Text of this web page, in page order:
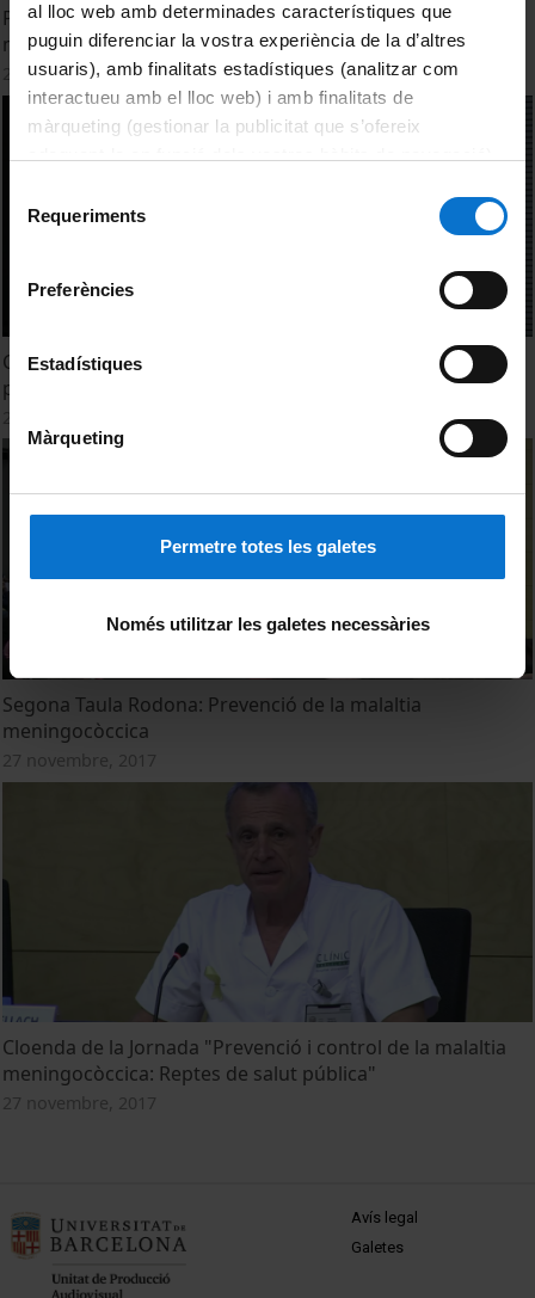
al lloc web amb determinades característiques que
puguin diferenciar la vostra experiència de la d’altres
usuaris), amb finalitats estadístiques (analitzar com
interactueu amb el lloc web) i amb finalitats de
màrqueting (gestionar la publicitat que s’ofereix
consultar laPolítica de galetes del lloc web de la
Requeriments
Preferències
Estadístiques
Màrqueting
Permetre totes les galetes
Només utilitzar les galetes necessàries
Primera Taula Rodona: Vigilància epidemiològica de la
malaltia meningocòccica
27 novembre, 2017
Conferència: The UK meningococcal immunization
program. Dr. Shamez Ladhani
Segona Taula Rodona: Prevenció de la malaltia
meningocòccica
27 novembre, 2017
Cloenda de la Jornada "Prevenció i control de la malaltia
meningocòccica: Reptes de salut pública"
27 novembre, 2017
MENÚ PEU 1
Avís legal
Galetes